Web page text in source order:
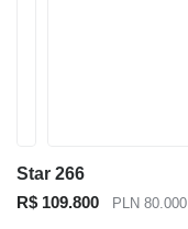
Star 266
R$ 109.800
PLN 80.000